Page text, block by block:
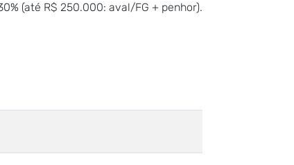
(até R$ 250.000: aval/FG + penhor).